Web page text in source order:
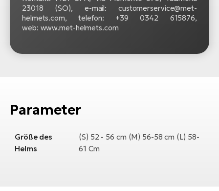
23018 (SO), e-mail: customerservice@met-
helmets.com, telefon: +39 0342 615876,
web: www.met-helmets.com
Parameter
Größe des
Helms
(S) 52 - 56 cm (M) 56-58 cm (L) 58-
61 Cm